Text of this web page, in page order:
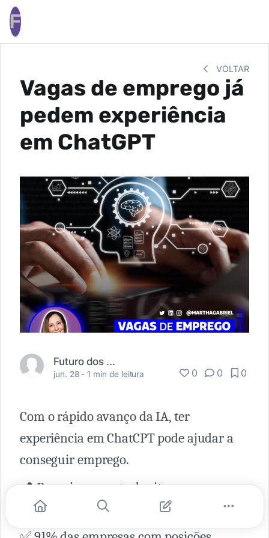
F
VOLTAR
Vagas de emprego já
pedem experiência
em ChatGPT
Futuro dos Negócios
jun. 28 -1 min de leitura 0 0 0
Com o rápido avanço da IA, ter
experiência em ChatCPT pode ajudar a
conseguir emprego.
📍 Pesquisa recente do site
ResumeBuilder aponta que: